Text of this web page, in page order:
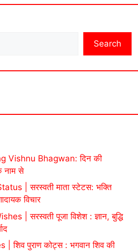
Search
Vishnu Bhagwan: दिन की
नाम से
| सरस्वती माता स्टेटस: भक्ति
विचार
| सरस्वती पूजा विशेश : ज्ञान, बुद्धि
शिव पुराण कोट्स : भगवान शिव की